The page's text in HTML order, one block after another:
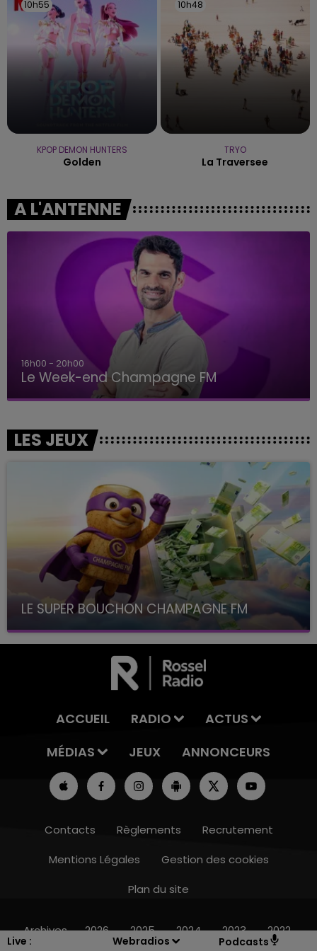
Live :
Webradios Podcasts
11h00 - 16h00
10h55
10h55
KPOP DEMON HUNTERS
Golden
10h48
10h48
TRYO
La Traversee
A L'ANTENNE
16h00 - 20h00
Le Week-end Champagne FM
LES JEUX
LE SUPER BOUCHON CHAMPAGNE FM
avec La Famille Champagne FM, à 8H10
ACCUEIL RADIO
ACTUS
MÉDIAS
JEUX ANNONCEURS
Contacts Règlements
Recrutement
Mentions Légales
Gestion des cookies
Plan du site
Archives 2026 2025 2024 2023 2022